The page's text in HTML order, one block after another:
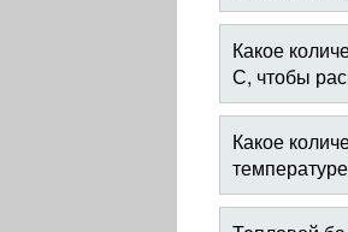
Какое
С, чтобы
Какое